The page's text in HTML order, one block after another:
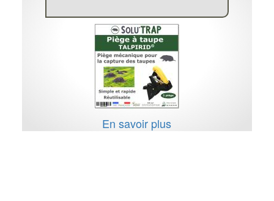
En savoir plus